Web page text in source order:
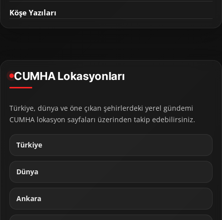
Köşe Yazıları
CUMHA Lokasyonları
Türkiye, dünya ve öne çıkan şehirlerdeki yerel gündemi
CUMHA lokasyon sayfaları üzerinden takip edebilirsiniz.
Türkiye
Dünya
Ankara